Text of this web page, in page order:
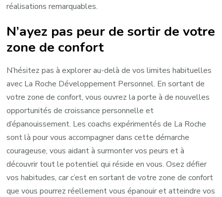
réalisations remarquables.
N’ayez pas peur de sortir de votre
zone de confort
N’hésitez pas à explorer au-delà de vos limites habituelles
avec La Roche Développement Personnel. En sortant de
votre zone de confort, vous ouvrez la porte à de nouvelles
opportunités de croissance personnelle et
d’épanouissement. Les coachs expérimentés de La Roche
sont là pour vous accompagner dans cette démarche
courageuse, vous aidant à surmonter vos peurs et à
découvrir tout le potentiel qui réside en vous. Osez défier
vos habitudes, car c’est en sortant de votre zone de confort
que vous pourrez réellement vous épanouir et atteindre vos